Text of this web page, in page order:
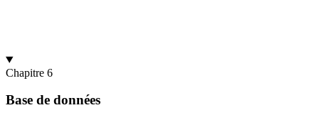
Chapitre 6
Base de données